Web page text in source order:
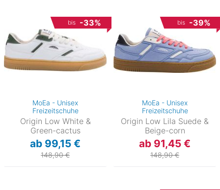
bis -33%
MoEa - Unisex
Freizeitschuhe
Origin Low White &
Green-cactus
ab 99,15 €
148,90 €
bis -39%
MoEa - Unisex
Freizeitschuhe
Origin Low Lila Suede &
Beige-corn
ab 91,45 €
148,90 €